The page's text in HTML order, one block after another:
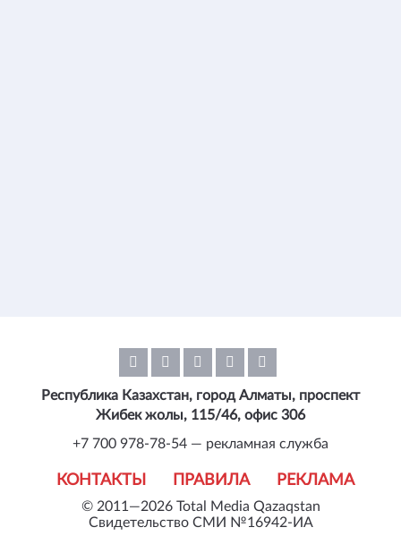
© 2011—2026 Total Media Qazaqstan
Свидетельство СМИ №16942-ИА
КОНТАКТЫ ПРАВИЛА РЕКЛАМА
Республика Казахстан, город Алматы, проспект
Жибек жолы, 115/46, офис 306
+7 700 978-78-54 — рекламная служба